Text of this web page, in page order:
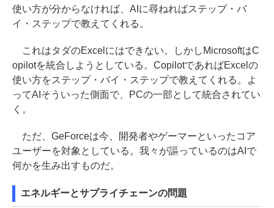
使い方が分からなければ、AIに尋ねればステップ・バ
イ・ステップで教えてくれる。
これはタダのExcelにはできない。しかしMicrosoftはC
opilotを統合しようとしている。CopilotであればExcelの
使い方をステップ・バイ・ステップで教えてくれる。よ
ってAIそういった側面で、PCの一部として統合されてい
く。
ただ、GeForceは今、開発者やゲーマーといったコア
ユーザーを対象としている。我々が謳っているのはAIで
何かを生み出すものだ。
エネルギーとサプライチェーンの問題